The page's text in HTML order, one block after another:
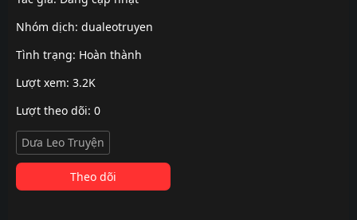
Nhóm dịch: dualeotruyen
Tình trạng: Hoàn thành
Lượt xem: 3.2K
Lượt theo dõi: 0
Dưa Leo Truyện
Theo dõi